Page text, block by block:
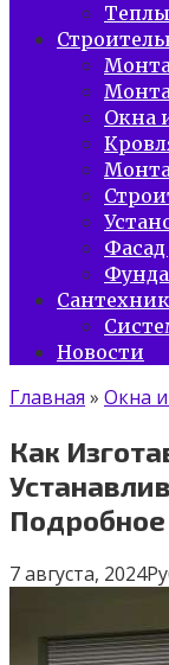
Окна
Новости
Главная » Окна
Как
7 августа, 2024